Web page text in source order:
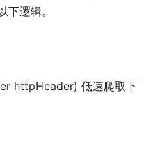
逻辑。
httpHeader) 低速爬取下